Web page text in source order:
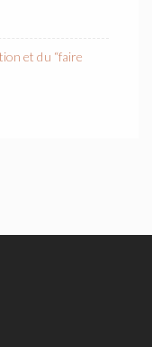
et du “faire